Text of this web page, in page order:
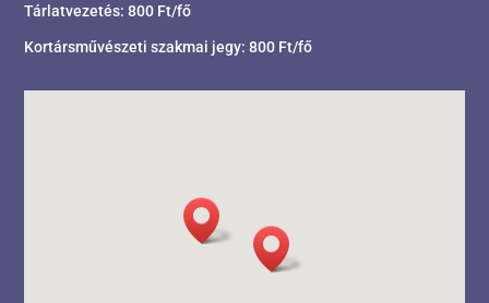
Tárlatvezetés: 800 Ft/fő
Kortársművészeti szakmai jegy: 800 Ft/fő